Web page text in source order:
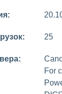
25
For